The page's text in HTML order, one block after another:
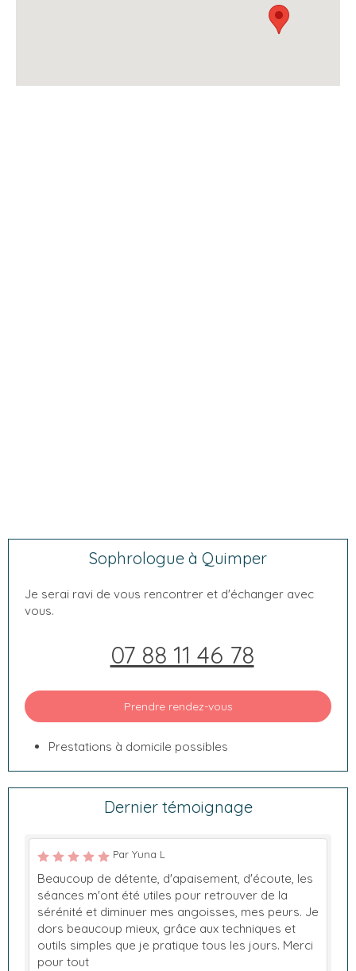
Sophrologue à Quimper
Je serai ravi de vous rencontrer et d'échanger avec
vous.
07 88 11 46 78
Prendre rendez-vous
Prestations à domicile possibles
Dernier témoignage
Par Yuna L
Beaucoup de détente, d'apaisement, d'écoute, les
séances m'ont été utiles pour retrouver de la
sérénité et diminuer mes angoisses, mes peurs. Je
dors beaucoup mieux, grâce aux techniques et
outils simples que je pratique tous les jours. Merci
pour tout